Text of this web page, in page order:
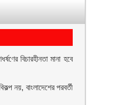
বিচারহীনতা মানা হবে
নয়, বাংলাদেশের পরবর্তী